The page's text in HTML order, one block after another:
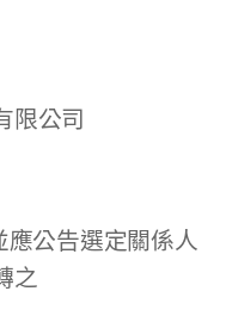
限公司
應公告選定關係人
之